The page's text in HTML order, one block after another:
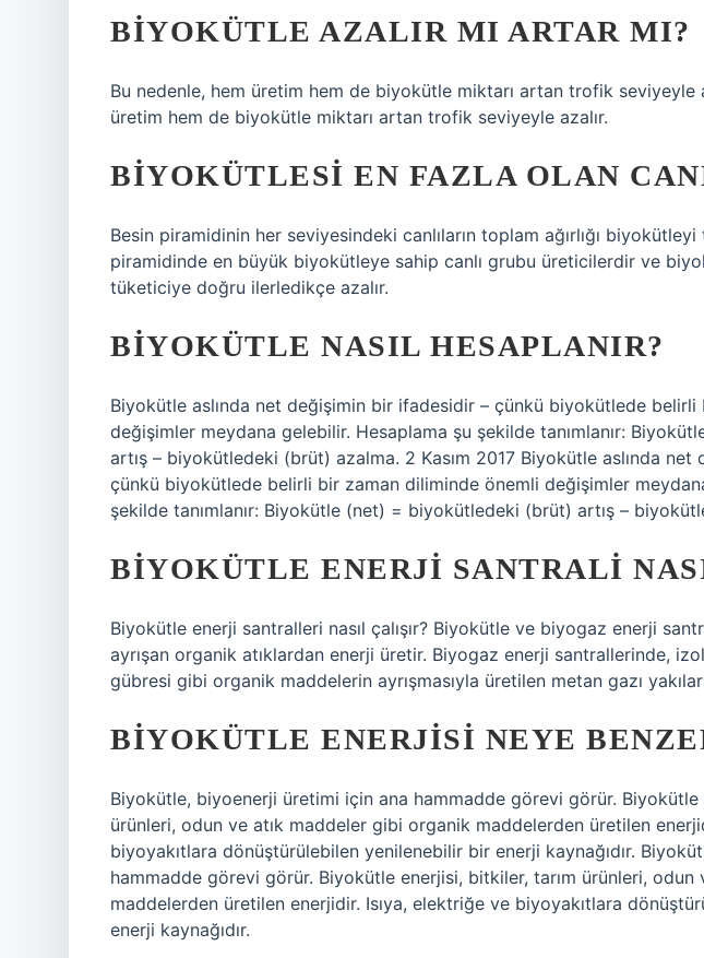
BIYOKÜTLE AZALIR MI ARTAR MI?
Bu nedenle, hem üretim hem de biyokütle miktarı artan trofik seviyeyle
üretim hem de biyokütle miktarı artan trofik seviyeyle azalır.
BIYOKÜTLESI EN FAZLA OLAN
Besin piramidinin her seviyesindeki canlıların toplam ağırlığı
piramidinde en büyük biyokütleye sahip canlı grubu üreticilerdir ve
tüketiciye doğru ilerledikçe azalır.
BIYOKÜTLE NASIL HESAPLANIR?
Biyokütle aslında net değişimin bir ifadesidir – çünkü biyokütlede
değişimler meydana gelebilir. Hesaplama şu şekilde tanımlanır:
artış – biyokütledeki (brüt) azalma. 2 Kasım 2017 Biyokütle aslında
çünkü biyokütlede belirli bir zaman diliminde önemli değişimler
şekilde tanımlanır: Biyokütle (net) = biyokütledeki (brüt) artış –
BIYOKÜTLE ENERJI SANTRALI
Biyokütle enerji santralleri nasıl çalışır? Biyokütle ve biyogaz enerji
ayrışan organik atıklardan enerji üretir. Biyogaz enerji santrallerinde,
gübresi gibi organik maddelerin ayrışmasıyla üretilen metan gazı
BIYOKÜTLE ENERJISI NEYE
Biyokütle, biyoenerji üretimi için ana hammadde görevi görür. Biyokütle
ürünleri, odun ve atık maddeler gibi organik maddelerden üretilen
biyoyakıtlara dönüştürülebilen yenilenebilir bir enerji kaynağıdır.
hammadde görevi görür. Biyokütle enerjisi, bitkiler, tarım ürünleri,
maddelerden üretilen enerjidir. Isıya, elektriğe ve biyoyakıtlara
enerji kaynağıdır.